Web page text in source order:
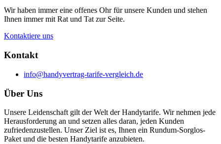
Wir haben immer eine offenes Ohr für unsere Kunden und stehen
Ihnen immer mit Rat und Tat zur Seite.
Kontaktiere uns
Kontakt
info@handyvertrag-tarife-vergleich.de
Über Uns
Unsere Leidenschaft gilt der Welt der Handytarife. Wir nehmen jede
Herausforderung an und setzen alles daran, jeden Kunden
zufriedenzustellen. Unser Ziel ist es, Ihnen ein Rundum-Sorglos-
Paket und die besten Handytarife anzubieten.